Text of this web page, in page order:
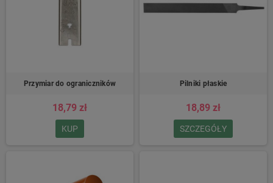
Przymiar do ograniczników
18,79 zł
KUP
Pilniki płaskie
18,89 zł
SZCZEGÓŁY